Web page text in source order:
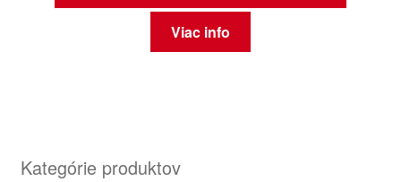
Viac info
Kategórie produktov